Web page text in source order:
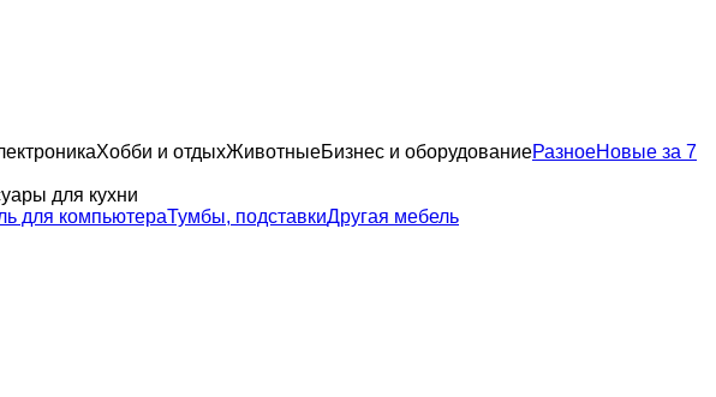
Хобби и отдыхЖивотныеБизнес и оборудованиеРазноеНовые за 7
для кухни
для компьютераТумбы, подставкиДругая мебель